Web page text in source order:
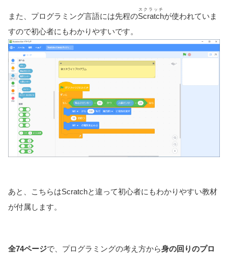
また、プログラミング言語には先程のScratch
スクラッチ
が使われていま
すので初心者にもわかりやすいです。
あと、こちらはScratchと違って初心者にもわかりやすい教材
が付属します。
全74ページで、プログラミングの考え方から身の回りのプロ